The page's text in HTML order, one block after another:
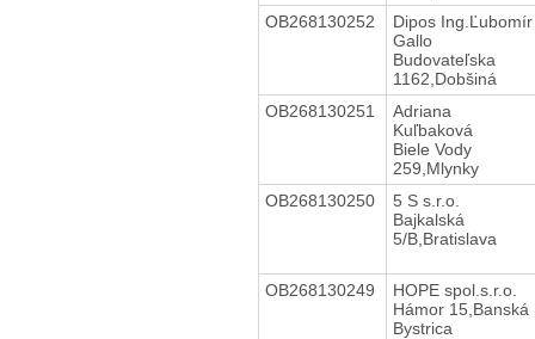
OB268130252
Dipos Ing.Ľubomír
Gallo
Budovateľska
1162,Dobšiná
OB268130251
Adriana
Kuľbaková
Biele Vody
259,Mlynky
OB268130250
5 S s.r.o.
Bajkalská
5/B,Bratislava
OB268130249
HOPE spol.s.r.o.
Hámor 15,Banská
Bystrica